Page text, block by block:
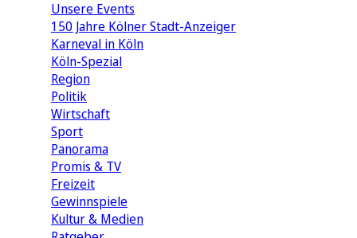
Unsere Events
150 Jahre Kölner Stadt-Anzeiger
Karneval in Köln
Köln-Spezial
Region
Politik
Wirtschaft
Sport
Panorama
Promis & TV
Freizeit
Gewinnspiele
Kultur & Medien